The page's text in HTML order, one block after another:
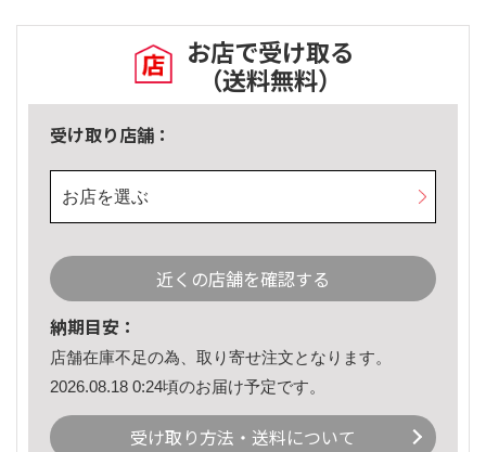
お店で受け取る
（送料無料）
受け取り店舗：
お店を選ぶ
近くの店舗を確認する
納期目安：
店舗在庫不足の為、取り寄せ注文となります。
2026.08.18 0:24頃のお届け予定です。
受け取り方法・送料について